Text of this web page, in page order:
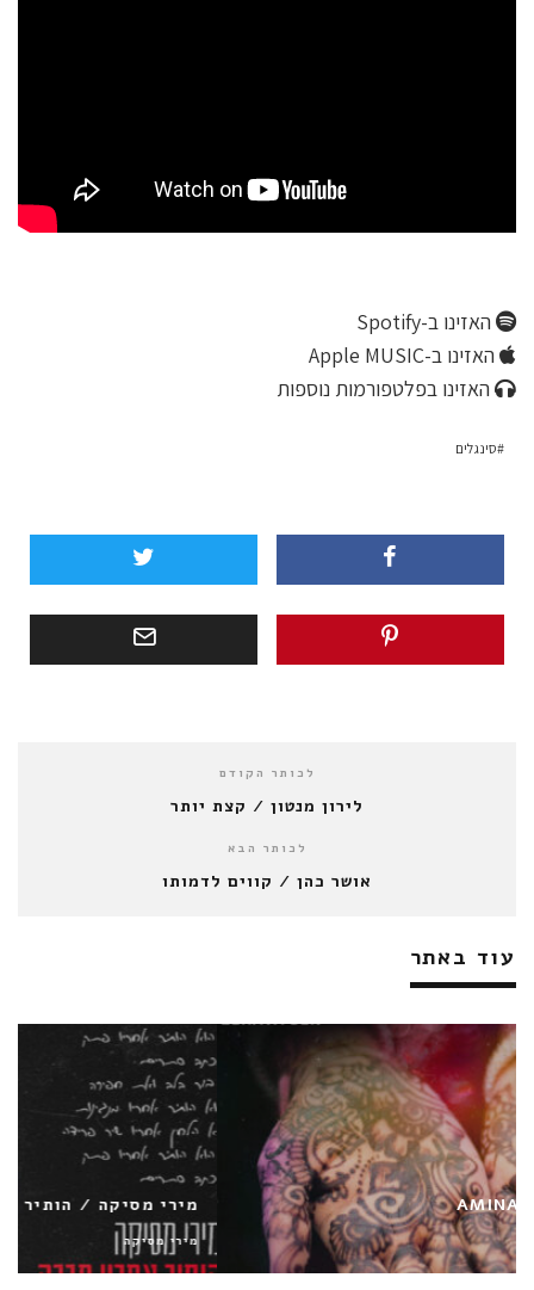
האזינו ב-Spotify
האזינו ב-Apple MUSIC
האזינו בפלטפורמות נוספות
סינגלים
לכותר הקודם
לירון מנטון / קצת יותר
לכותר הבא
אושר כהן / קווים לדמותו
עוד באתר
מירי מסיקה / הותיר אחריו חברה
מירי מסיקה